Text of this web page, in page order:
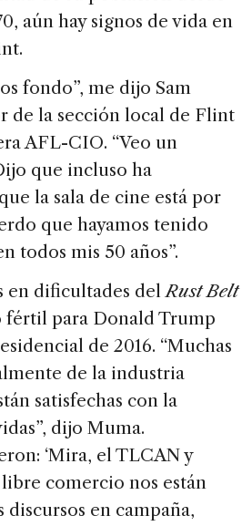
aún hay signos de vida en
fondo”, me dijo Sam
de la sección local de Flint
AFL-CIO. “Veo un
que incluso ha
la sala de cine está por
que hayamos tenido
todos mis 50 años”.
en dificultades delRust Belt
fértil para Donald Trump
de 2016. “Muchas
de la industria
satisfechas con la
dijo Muma.
‘Mira, el TLCAN y
comercio nos están
discursos en campaña,